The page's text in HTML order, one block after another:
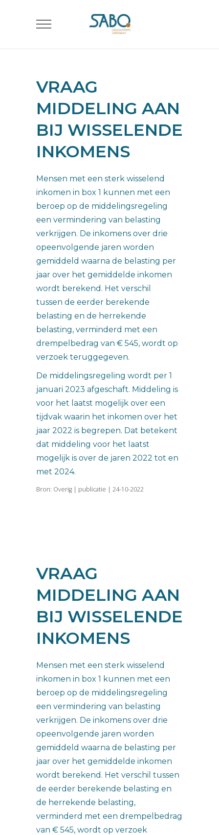
VRAAG
MIDDELING AAN
BIJ WISSELENDE
INKOMENS
Mensen met een sterk wisselend
inkomen in box 1 kunnen met een
beroep op de middelingsregeling
een vermindering van belasting
verkrijgen. De inkomens over drie
opeenvolgende jaren worden
gemiddeld waarna de belasting per
jaar over het gemiddelde inkomen
wordt berekend. Het verschil
tussen de eerder berekende
belasting en de herrekende
belasting, verminderd met een
drempelbedrag van € 545, wordt op
verzoek teruggegeven.
De middelingsregeling wordt per 1
januari 2023 afgeschaft. Middeling is
voor het laatst mogelijk over een
tijdvak waarin het inkomen over het
jaar 2022 is begrepen. Dat betekent
dat middeling voor het laatst
mogelijk is over de jaren 2022 tot en
met 2024.
Bron: Overig | publicatie | 24-10-2022
VRAAG
MIDDELING AAN
BIJ WISSELENDE
INKOMENS
Mensen met een sterk wisselend
inkomen in box 1 kunnen met een
beroep op de middelingsregeling
een vermindering van belasting
verkrijgen. De inkomens over drie
opeenvolgende jaren worden
gemiddeld waarna de belasting per
jaar over het gemiddelde inkomen
wordt berekend. Het verschil tussen
de eerder berekende belasting en
de herrekende belasting,
verminderd met een drempelbedrag
van € 545, wordt op verzoek